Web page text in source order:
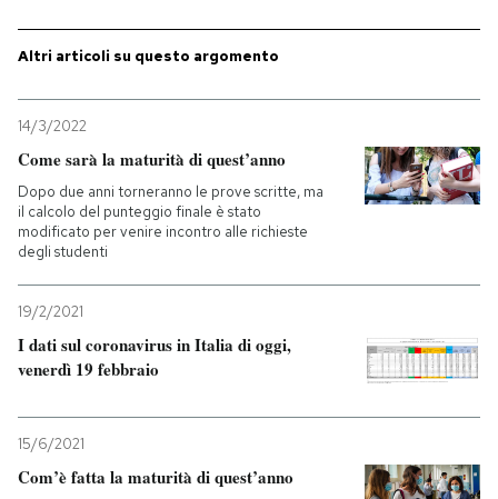
Altri articoli su questo argomento
14/3/2022
Come sarà la maturità di quest’anno
Dopo due anni torneranno le prove scritte, ma
il calcolo del punteggio finale è stato
modificato per venire incontro alle richieste
degli studenti
19/2/2021
I dati sul coronavirus in Italia di oggi,
venerdì 19 febbraio
15/6/2021
Com’è fatta la maturità di quest’anno